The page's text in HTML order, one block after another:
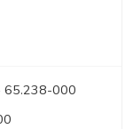
65.238-000